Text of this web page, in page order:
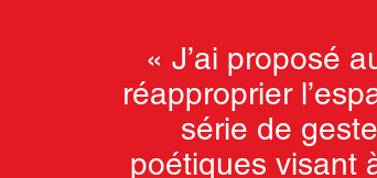
« J’ai proposé
réapproprier
série de
poétiques visant